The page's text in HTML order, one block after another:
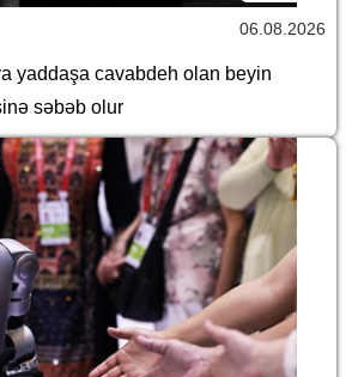
06.08.2026
yaddaşa cavabdeh olan beyin
səbəb olur